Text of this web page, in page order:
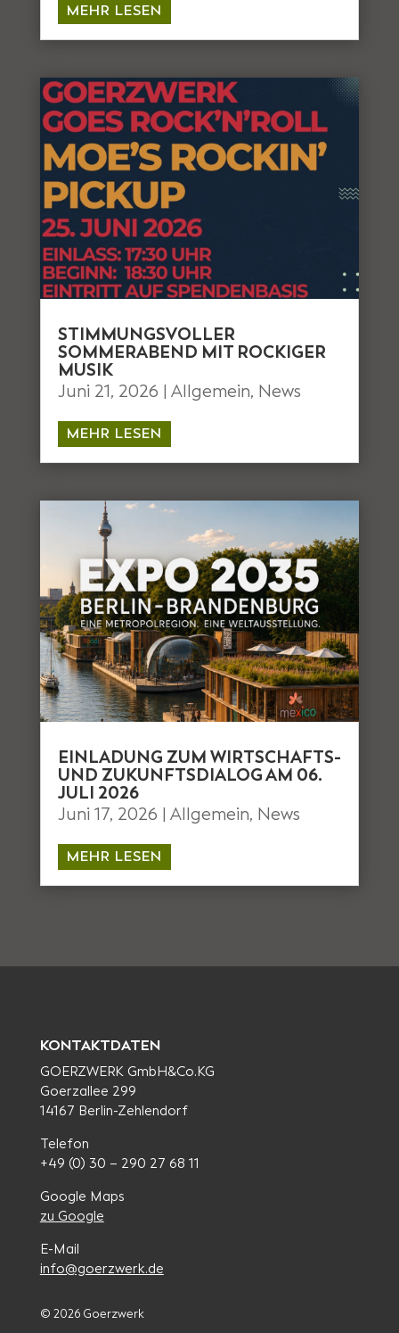
MEHR LESEN
STIMMUNGSVOLLER
SOMMERABEND MIT ROCKIGER
MUSIK
Juni 21, 2026 | Allgemein, News
MEHR LESEN
EINLADUNG ZUM WIRTSCHAFTS-
UND ZUKUNFTSDIALOG AM 06.
JULI 2026
Juni 17, 2026 | Allgemein, News
MEHR LESEN
KONTAKTDATEN
GOERZWERK GmbH&Co.KG
Goerzallee 299
14167 Berlin-Zehlendorf
Telefon
+49 (0) 30 – 290 27 68 11
Google Maps
zu Google
E-Mail
info@goerzwerk.de
© 2026 Goerzwerk